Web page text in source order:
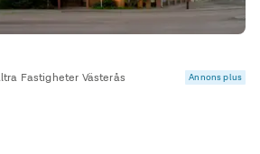
Fastigheter Västerås Annons plus